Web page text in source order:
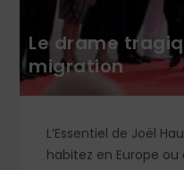
Le drame
migration
L’Essentiel de Joël
habitez en Europe ou